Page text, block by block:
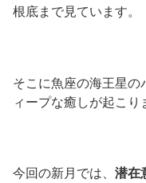
根底まで見ています。
そこに魚座の海王星
ィープな癒しが起こり
今回の新月では、 潜在